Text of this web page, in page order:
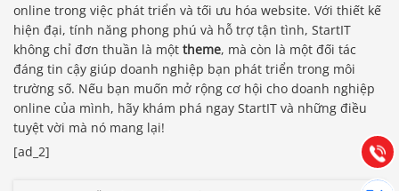
online trong việc phát triển và tối ưu hóa website. Với thiết kế
hiện đại, tính năng phong phú và hỗ trợ tận tình, StartIT
không chỉ đơn thuần là một theme, mà còn là một đối tác
đáng tin cậy giúp doanh nghiệp bạn phát triển trong môi
trường số. Nếu bạn muốn mở rộng cơ hội cho doanh nghiệp
online của mình, hãy khám phá ngay StartIT và những điều
tuyệt vời mà nó mang lại!
[ad_2]
Gọi
Báo giá & Đặt hàng:
0903.976.769
Hướng dẫn & Hỗ trợ:
(028) 22.166.144